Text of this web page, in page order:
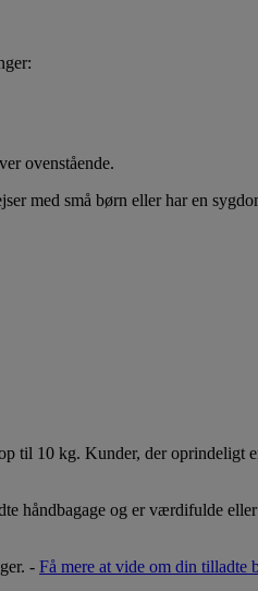
ovenstående.
med små børn eller har en
til 10 kg. Kunder, der oprindeligt
håndbagage og er værdifulde
- Få mere at vide om din tilladte